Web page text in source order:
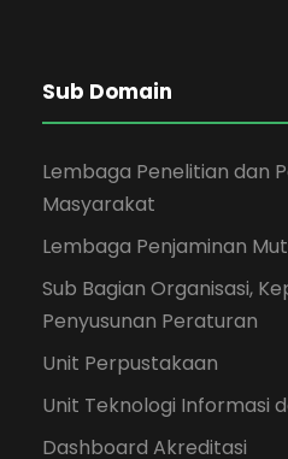
Sub Domain
Lembaga Penelitian dan
Masyarakat
Lembaga Penjaminan
Sub Bagian Organisasi,
Penyusunan Peraturan
Unit Perpustakaan
Unit Teknologi Informasi
Dashboard Akreditasi